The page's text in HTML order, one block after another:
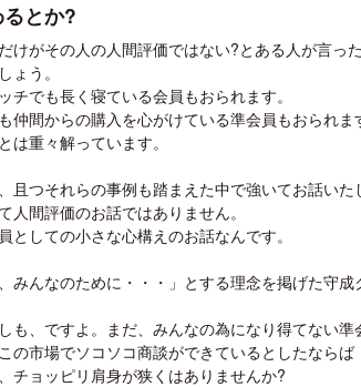
とか?
けがその人の人間評価ではない?とある人が言った
ょう。
チでも長く寝ている会員もおられます。
仲間からの購入を心がけている準会員もおられま
は重々解っています。
且つそれらの事例も踏まえた中で強いてお話いた
人間評価のお話ではありません。
としての小さな心構えのお話なんです。
みんなのために・・・」とする理念を掲げた守
も、ですよ。まだ、みんなの為になり得てない準
の市場でソコソコ商談ができているとしたならば
チョッピリ肩身が狭くはありませんか?